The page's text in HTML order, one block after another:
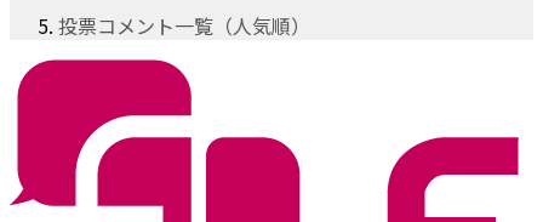
投票コメント一覧（人気順）